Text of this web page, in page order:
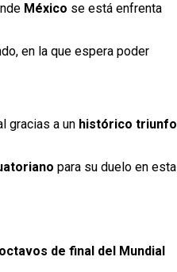
México se está enfrenta
en la que espera poder
gracias a un histórico triunfo
para su duelo en esta
de final del Mundial